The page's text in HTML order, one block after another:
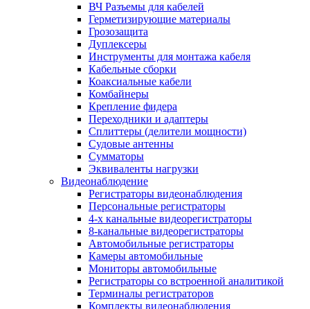
ВЧ Разъемы для кабелей
Герметизирующие материалы
Грозозащита
Дуплексеры
Инструменты для монтажа кабеля
Кабельные сборки
Коаксиальные кабели
Комбайнеры
Крепление фидера
Переходники и адаптеры
Сплиттеры (делители мощности)
Судовые антенны
Сумматоры
Эквиваленты нагрузки
Видеонаблюдение
Регистраторы видеонаблюдения
Персональные регистраторы
4-х канальные видеорегистраторы
8-канальные видеорегистраторы
Автомобильные регистраторы
Камеры автомобильные
Мониторы автомобильные
Регистраторы со встроенной аналитикой
Терминалы регистраторов
Комплекты видеонаблюдения